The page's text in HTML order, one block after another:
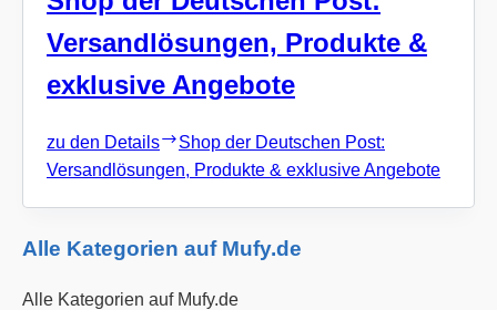
Versandlösungen, Produkte &
exklusive Angebote
zu den Details
Shop der Deutschen Post:
Versandlösungen, Produkte & exklusive Angebote
Alle Kategorien auf Mufy.de
Alle Kategorien auf Mufy.de